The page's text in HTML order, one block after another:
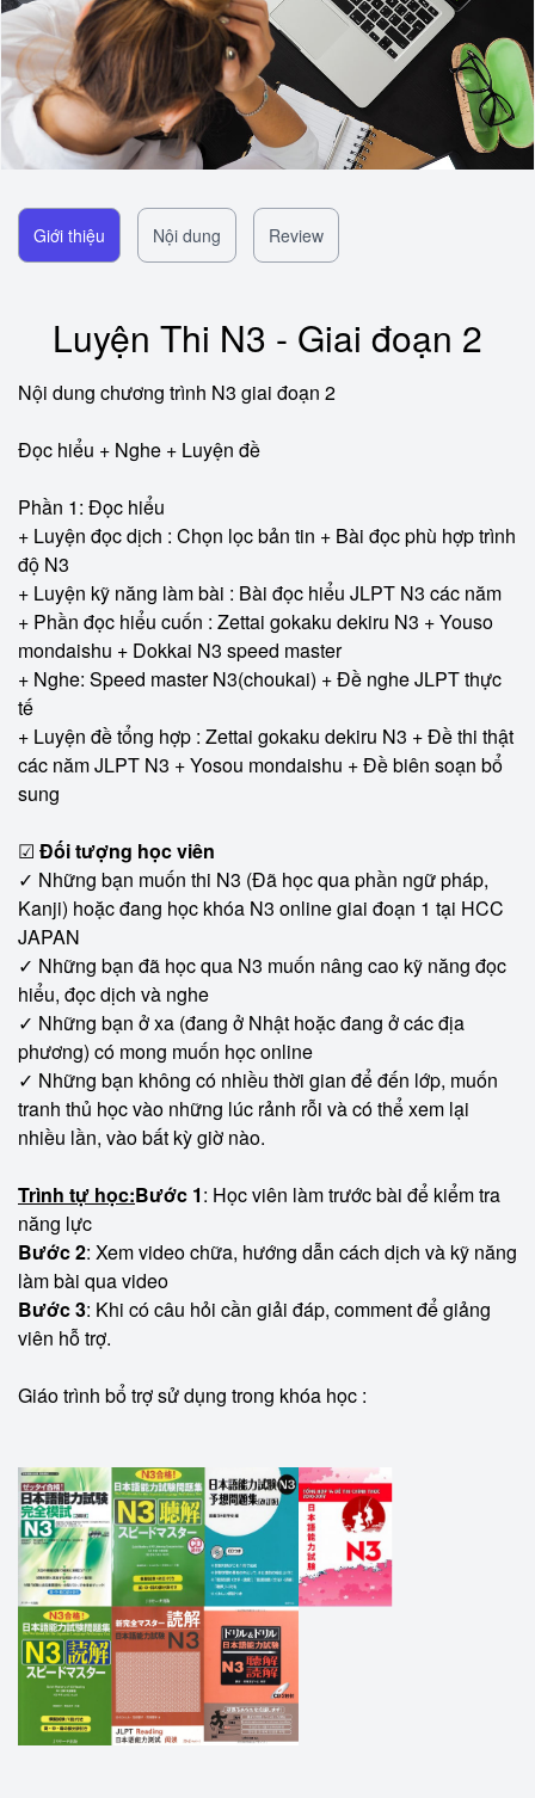
Giới thiệu Nội dung Review
Luyện Thi N3 - Giai đoạn 2
Nội dung chương trình N3 giai đoạn 2
Đọc hiểu + Nghe + Luyện đề
Phần 1: Đọc hiểu
+ Luyện đọc dịch : Chọn lọc bản tin + Bài đọc phù hợp trình
độ N3
+ Luyện kỹ năng làm bài : Bài đọc hiểu JLPT N3 các năm
+ Phần đọc hiểu cuốn : Zettai gokaku dekiru N3 + Youso
mondaishu + Dokkai N3 speed master
+ Nghe: Speed master N3(choukai) + Đề nghe JLPT thực
tế
+ Luyện đề tổng hợp : Zettai gokaku dekiru N3 + Đề thi thật
các năm JLPT N3 + Yosou mondaishu + Đề biên soạn bổ
sung
☑ Đối tượng học viên
✓ Những bạn muốn thi N3 (Đã học qua phần ngữ pháp,
Kanji) hoặc đang học khóa N3 online giai đoạn 1 tại HCC
JAPAN
✓ Những bạn đã học qua N3 muốn nâng cao kỹ năng đọc
hiểu, đọc dịch và nghe
✓ Những bạn ở xa (đang ở Nhật hoặc đang ở các địa
phương) có mong muốn học online
✓ Những bạn không có nhiều thời gian để đến lớp, muốn
tranh thủ học vào những lúc rảnh rỗi và có thể xem lại
nhiều lần, vào bất kỳ giờ nào.
Trình tự học:Bước 1: Học viên làm trước bài để kiểm tra
năng lực
Bước 2: Xem video chữa, hướng dẫn cách dịch và kỹ năng
làm bài qua video
Bước 3: Khi có câu hỏi cần giải đáp, comment để giảng
viên hỗ trợ.
Giáo trình bổ trợ sử dụng trong khóa học :